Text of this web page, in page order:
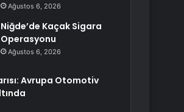
Ağustos 6, 2026
Niğde’de Kaçak Sigara
Operasyonu
Ağustos 6, 2026
Avrupa Otomotiv